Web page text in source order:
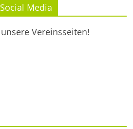
Media
Vereinsseiten!